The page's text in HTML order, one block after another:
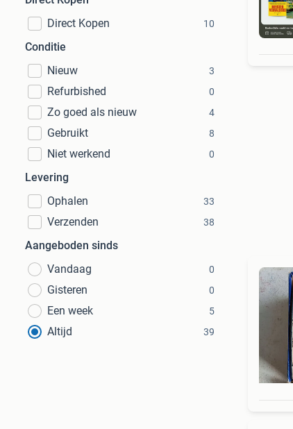
Direct Kopen
10
Conditie
Nieuw
3
Refurbished 0
Zo goed als nieuw 4
Gebruikt 8
Niet werkend 0
Levering
Ophalen
33
Verzenden 38
Aangeboden sinds
Vandaag
0
Gisteren 0
Een week 5
Altijd 39